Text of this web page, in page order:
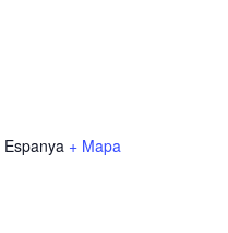
Espanya + Mapa